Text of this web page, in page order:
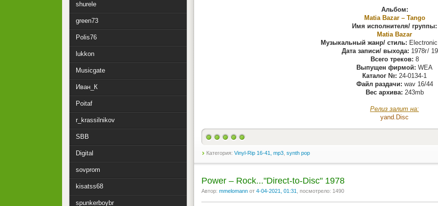
Альбом:
Matia Bazar ‎– Tango
Имя исполнителя/ группы:
Matia Bazar
Музыкальный жанр/ стиль:
Дата записи/ выхода: 1978г/
Всего треков: 8
Выпущен фирмой: WEA
Каталог №: 24-0134-1
Файл раздачи: wav 16/44
Вес архива: 243mb
Релиз залит на:
yand.Disс
Категория: Vinyl-Rip 16-41, mp3 synth pop
Power – Rock..."Direct-to-Disc" 1978
Автор: mmelomann от 4-04-2021, 01:31, посмотрело: 1490
shurele
green73
Polis76
lukkon
Musicgate
Иван_К
Poitaf
r_krassilnikov
SBB
Digital
sovprom
kisatss68
spunkerboybr